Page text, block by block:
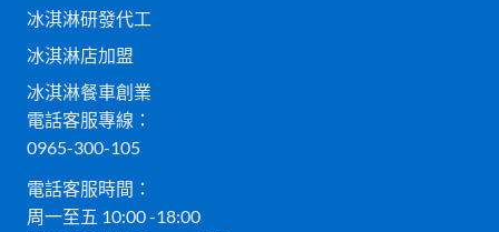
冰淇淋研發代工
冰淇淋店加盟
冰淇淋餐車創業
電話客服專線：
0965-300-105
電話客服時間：
周一至五 10:00 -18:00